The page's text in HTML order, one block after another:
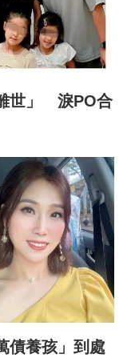
世」 淚PO合
債養孩」到處